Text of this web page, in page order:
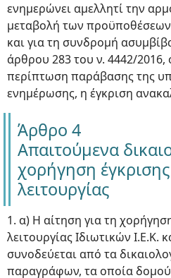
ενημερώνει αμελλητί την
μεταβολή των
και για τη συνδρομή
άρθρου 283 του ν. 4442/2016,
περίπτωση παράβασης της
ενημέρωσης, η έγκριση
Άρθρο 4
Απαιτούμενα
χορήγηση
λειτουργίας
1. α) Η αίτηση για τη
λειτουργίας Ιδιωτικών Ι.Ε.Κ.
συνοδεύεται από τα
παραγράφων, τα οποία